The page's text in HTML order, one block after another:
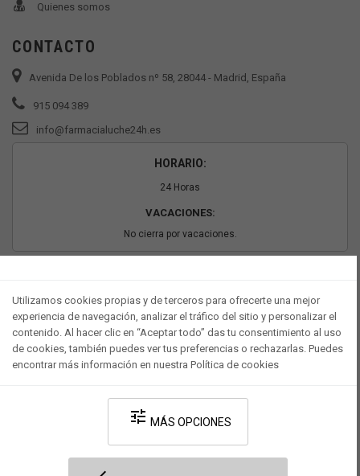
Quienes somos
CONTACTO
Avenida De los Poblados nº 58, 28044 - Madrid, España
915 094 389
info@farmacialuche24h.es
HORARIO:
24 Horas
VACACIONES:
No cierra por vacaciones.
Desarrollado por V·Farma-Política de privacidad-Política de cookies
Utilizamos cookies propias y de terceros para ofrecerte una mejor
experiencia de navegación, analizar el tráfico del sitio y personalizar el
contenido. Al hacer clic en “Aceptar todo” das tu consentimiento al uso
de cookies, también puedes ver tus preferencias o rechazarlas. Puedes
encontrar más información en nuestra Política de cookies
tune MÁS OPCIONES